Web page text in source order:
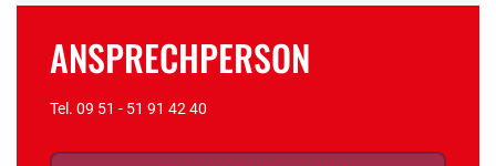
ANSPRECHPERSON
Tel. 09 51 - 51 91 42 40